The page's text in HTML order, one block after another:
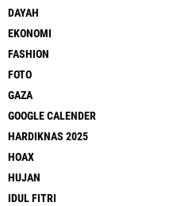
DAYAH
EKONOMI
FASHION
FOTO
GAZA
GOOGLE CALENDER
HARDIKNAS 2025
HOAX
HUJAN
IDUL FITRI